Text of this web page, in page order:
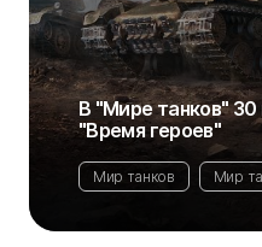
В "Мире танков" 30
"Время героев"
Мир танков Мир